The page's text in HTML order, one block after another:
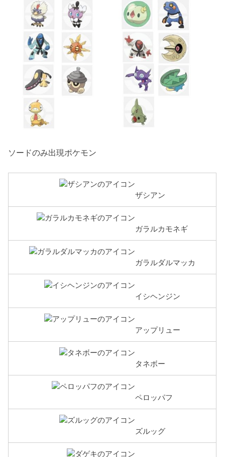
ソードのみ出現ポケモン
ザシアン
ガラルカモネギ
ガラルダルマッカ
イシヘンジン
アップリュー
タネボー
ペロッパフ
ズルッグ